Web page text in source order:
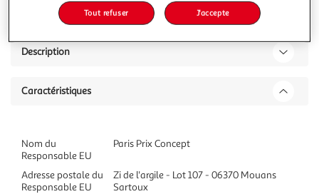
Description
Caractéristiques
Nom du
Responsable EU
Paris Prix Concept
Adresse postale du
Responsable EU
Zi de l'argile - Lot 107 - 06370 Mouans
Sartoux
Tout refuser J'accepte